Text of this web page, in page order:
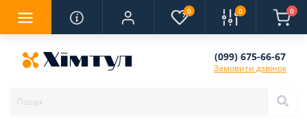
0 0 0
(099) 675-66-67
Замовити дзвінок